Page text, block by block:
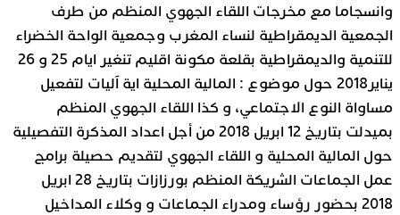
وانسجاما مع مخرجات اللقاء الجهوي المنظم من طرف
الجمعية الديمقراطية لنساء المغرب وجمعية الواحة الخضراء
للتنمية والديمقراطية بقلعة مكونة اقليم تنغير ايام 25 و 26
يناير2018 حول موضوع : المالية المحلية اية آليات لتفعيل
مساواة النوع الاجتماعي، و كذا اللقاء الجهوي المنظم
بميدلت بتاريخ 12 ابريل 2018 من أجل اعداد المذكرة التفصيلية
حول المالية المحلية و اللقاء الجهوي لتقديم حصيلة برامج
عمل الجماعات الشريكة المنظم بورزازات بتاريخ 28 ابريل
2018 بحضور رؤساء ومدراء الجماعات و وكلاء المداخيل